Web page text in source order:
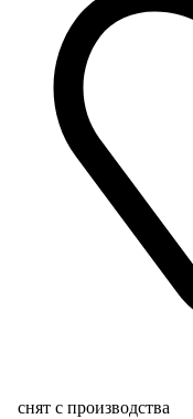
снят с производства